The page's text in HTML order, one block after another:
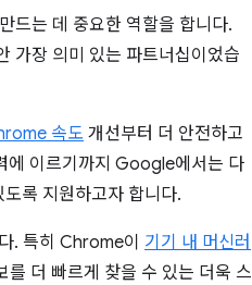
드는 데 중요한 역할을 합니다.
가장 의미 있는 파트너십이었습
속도 개선부터 더 안전하고
에 이르기까지 Google에서는 다
록 지원하고자 합니다.
. 특히 Chrome이 기기 내 머신러
더 빠르게 찾을 수 있는 더욱 스